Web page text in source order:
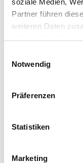
soziale Medien,
Partner führen
weiteren Daten
Notwendig
Präferenzen
Statistiken
Marketing
HID